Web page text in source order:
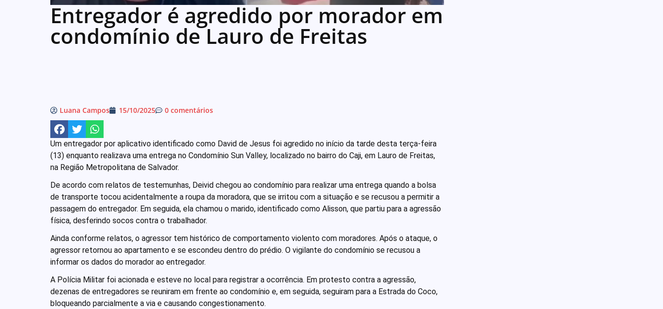
Entregador é agredido por morador em
condomínio de Lauro de Freitas
Luana Campos 15/10/2025 0 comentários
Um entregador por aplicativo identificado como David de Jesus foi agredido no início da tarde desta terça-feira
(13) enquanto realizava uma entrega no Condomínio Sun Valley, localizado no bairro do Caji, em Lauro de Freitas,
na Região Metropolitana de Salvador.
De acordo com relatos de testemunhas, Deivid chegou ao condomínio para realizar uma entrega quando a bolsa
de transporte tocou acidentalmente a roupa da moradora, que se irritou com a situação e se recusou a permitir a
passagem do entregador. Em seguida, ela chamou o marido, identificado como Alisson, que partiu para a agressão
física, desferindo socos contra o trabalhador.
Ainda conforme relatos, o agressor tem histórico de comportamento violento com moradores. Após o ataque, o
agressor retornou ao apartamento e se escondeu dentro do prédio. O vigilante do condomínio se recusou a
informar os dados do morador ao entregador.
A Polícia Militar foi acionada e esteve no local para registrar a ocorrência. Em protesto contra a agressão,
dezenas de entregadores se reuniram em frente ao condomínio e, em seguida, seguiram para a Estrada do Coco,
bloqueando parcialmente a via e causando congestionamento.